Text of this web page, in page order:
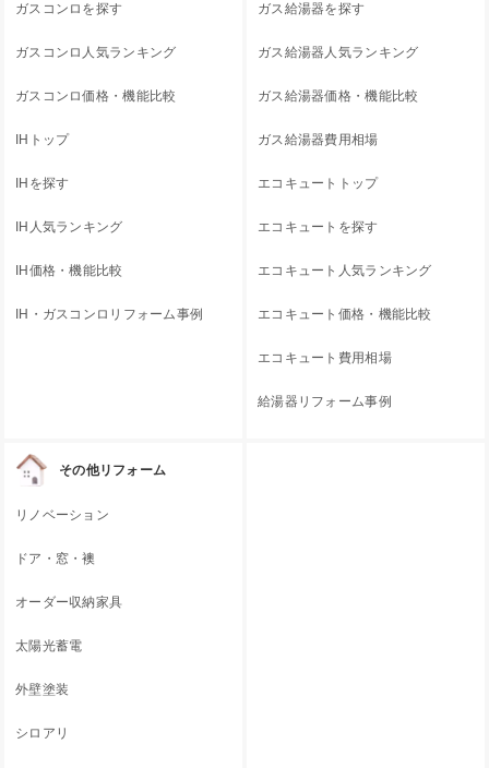
ガスコンロを探す
ガスコンロ人気ランキング
ガスコンロ価格・機能比較
IHトップ
IHを探す
IH人気ランキング
IH価格・機能比較
IH・ガスコンロリフォーム事例
ガス給湯器を探す
ガス給湯器人気ランキング
ガス給湯器価格・機能比較
ガス給湯器費用相場
エコキュートトップ
エコキュートを探す
エコキュート人気ランキング
エコキュート価格・機能比較
エコキュート費用相場
給湯器リフォーム事例
その他リフォーム
リノベーション
ドア・窓・襖
オーダー収納家具
太陽光蓄電
外壁塗装
シロアリ